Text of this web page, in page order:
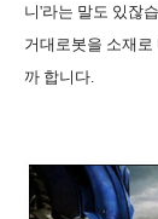
니'라는 말도 있잖
거대로봇을 소재
까 합니다.